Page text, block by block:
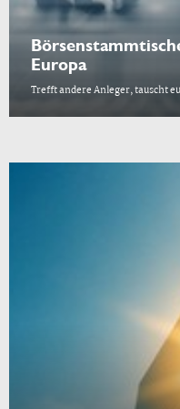
Europa
Trefft andere Anleger, tauscht